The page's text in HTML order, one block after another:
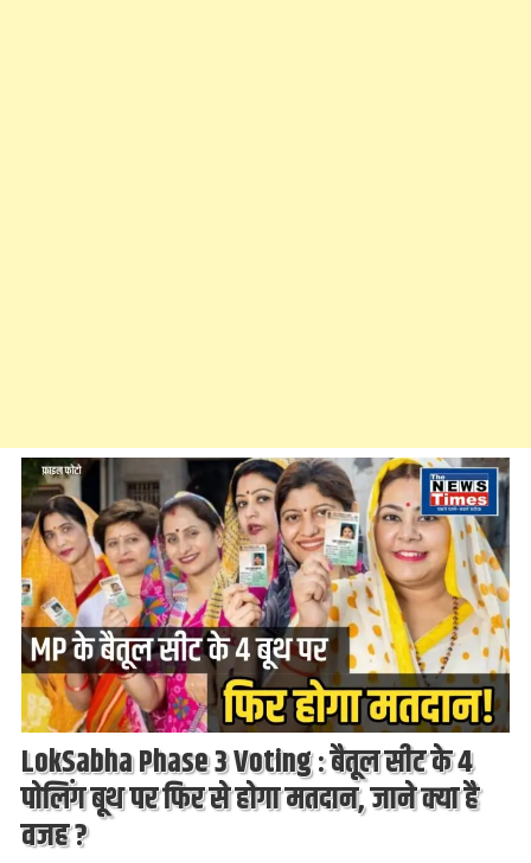
LokSabha Phase 3 Voting : बैतूल सीट के 4
पोलिंग बूथ पर फिर से होगा मतदान, जाने क्या है
वजह ?